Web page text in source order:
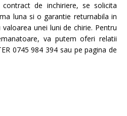
de inchiriere, se solicita
luna si o garantie returnabila in
unei luni de chirie. Pentru
va putem oferi relatii
0745 984 394 sau pe pagina de